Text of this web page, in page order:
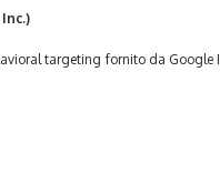
targeting fornito da